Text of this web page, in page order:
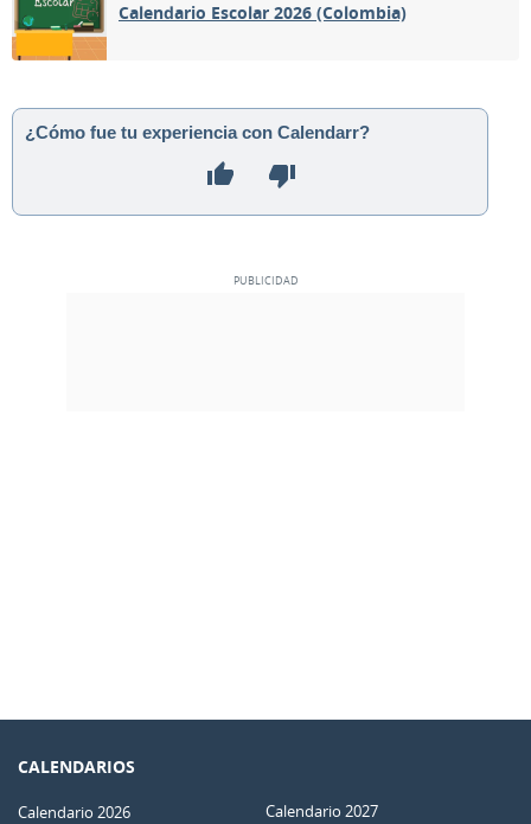
Calendario Escolar 2026 (Colombia)
¿Cómo fue tu experiencia con Calendarr?
CALENDARIOS
Calendario 2026 Calendario 2027